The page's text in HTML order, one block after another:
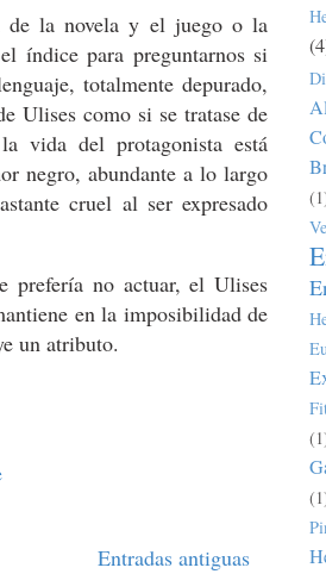
de la novela y el juego o la
índice para preguntarnos si
totalmente depurado,
Ulises como si se tratase de
vida del protagonista está
negro, abundante a lo largo
cruel al ser expresado
prefería no actuar, el Ulises
en la imposibilidad de
un atributo.
Entradas antiguas